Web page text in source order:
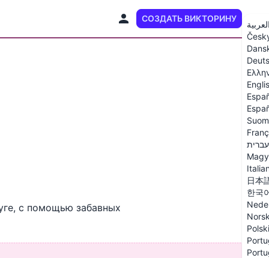
СОЗДАТЬ ВИКТОРИНУ
עברית
日本
한국
Polski
с помощью забавных